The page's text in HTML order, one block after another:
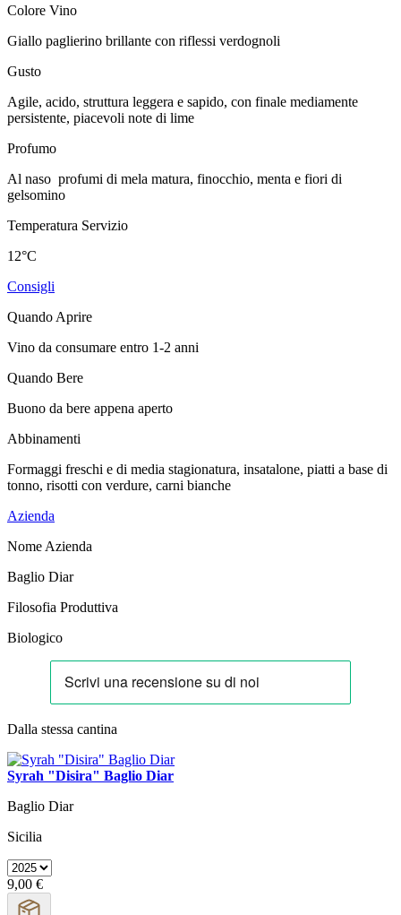
Colore Vino
Giallo paglierino brillante con riflessi verdognoli
Gusto
Agile, acido, struttura leggera e sapido, con finale mediamente
persistente, piacevoli note di lime
Profumo
Al naso profumi di mela matura, finocchio, menta e fiori di
gelsomino
Temperatura Servizio
12°C
Consigli
Quando Aprire
Vino da consumare entro 1-2 anni
Quando Bere
Buono da bere appena aperto
Abbinamenti
Formaggi freschi e di media stagionatura, insatalone, piatti a base di
tonno, risotti con verdure, carni bianche
Azienda
Nome Azienda
Baglio Diar
Filosofia Produttiva
Biologico
Dalla stessa cantina
Syrah "Disira" Baglio Diar
Baglio Diar
Sicilia
9,00 €